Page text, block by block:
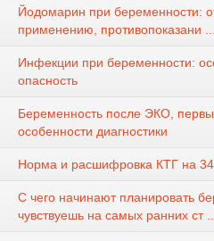
Йодомарин при беременности:
применению, противопоказани ...
Инфекции при беременности:
опасность
Беременность после ЭКО,
особенности диагностики
Норма и расшифровка КТГ на
С чего начинают планировать
чувствуешь на самых ранних ст ...